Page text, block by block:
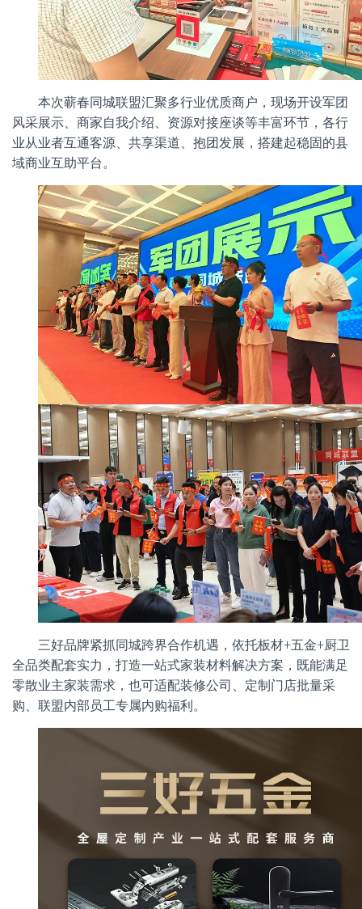
本次蕲春同城联盟汇聚多行业优质商户，现场开设军团
风采展示、商家自我介绍、资源对接座谈等丰富环节，各行
业从业者互通客源、共享渠道、抱团发展，搭建起稳固的县
域商业互助平台。
三好品牌紧抓同城跨界合作机遇，依托板材+五金+厨卫
全品类配套实力，打造一站式家装材料解决方案，既能满足
零散业主家装需求，也可适配装修公司、定制门店批量采
购、联盟内部员工专属内购福利。